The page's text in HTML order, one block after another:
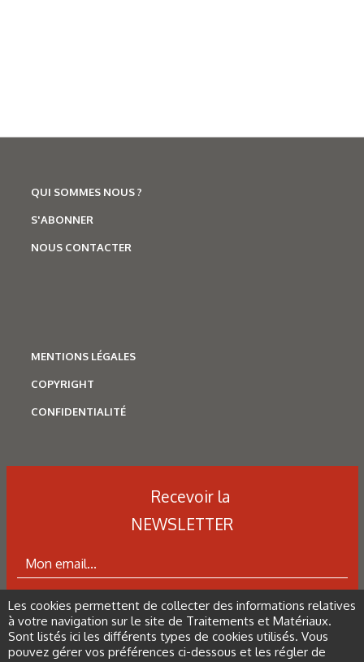
thème
techniques d’analyse
QUI SOMMES NOUS ?
S'ABONNER
NOUS CONTACTER
MENTIONS LÉGALES
COPYRIGHT
CONFIDENTIALITÉ
Recevoir la
NEWSLETTER
ABONNEZ-VOUS À LA NEWSLETTER
Les cookies permettent de collecter des informations relatives
à votre navigation sur le site de Traitements et Matériaux.
Sont listés ici les différents types de cookies utilisés. Vous
pouvez gérer vos préférences ci-dessous et les régler de